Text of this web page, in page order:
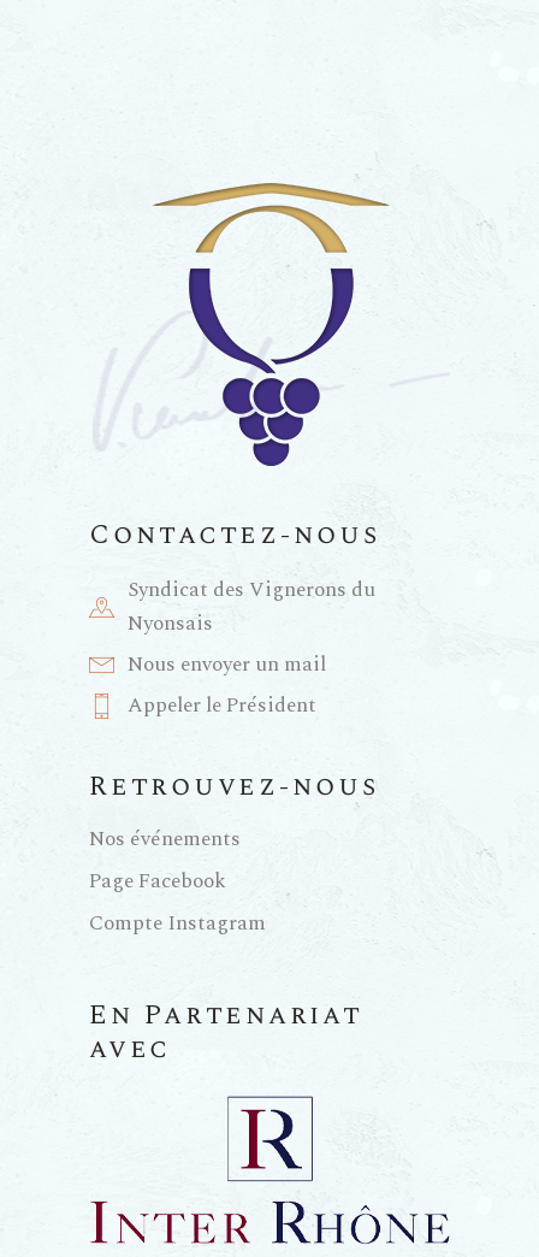
Contactez-nous
Syndicat des Vignerons du
Nyonsais
Nous envoyer un mail
Appeler le Président
Retrouvez-nous
Nos événements
Page Facebook
Compte Instagram
En Partenariat
avec